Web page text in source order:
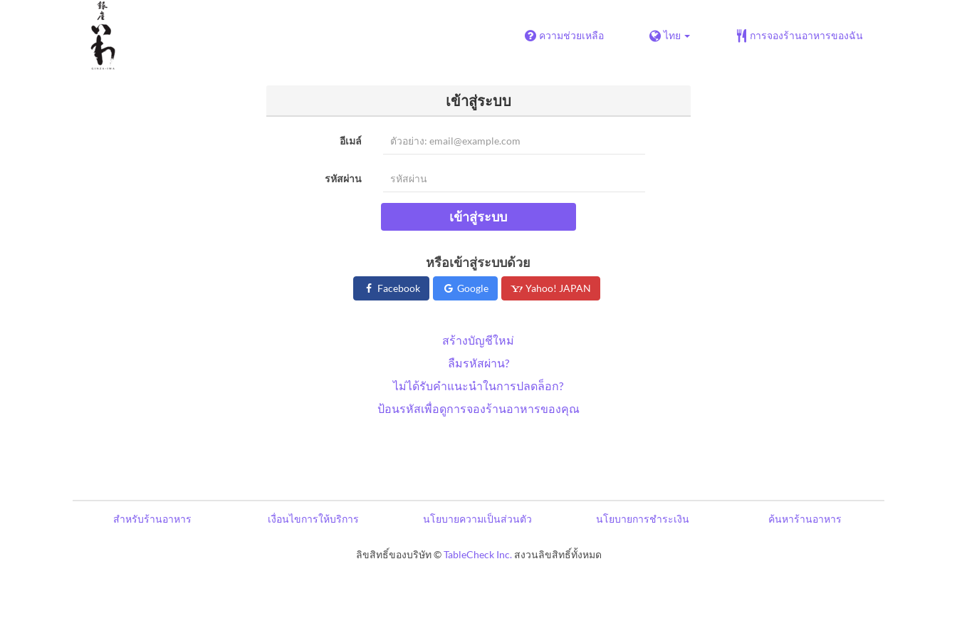
ความช่วยเหลือ ไทย การจองร้านอาหารของฉัน
เข้าสู่ระบบ
อีเมล์
รหัสผ่าน
เข้าสู่ระบบ
หรือเข้าสู่ระบบด้วย
Facebook Google Yahoo! JAPAN
สร้างบัญชีใหม่
ลืมรหัสผ่าน?
ไม่ได้รับคำแนะนำในการปลดล็อก?
ป้อนรหัสเพื่อดูการจองร้านอาหารของคุณ
สำหรับร้านอาหาร เงื่อนไขการให้บริการ นโยบายความเป็นส่วนตัว นโยบายการชำระเงิน ค้นหาร้านอาหาร
ลิขสิทธิ์ของบริษัท ©TableCheck Inc.สงวนลิขสิทธิ์ทั้งหมด